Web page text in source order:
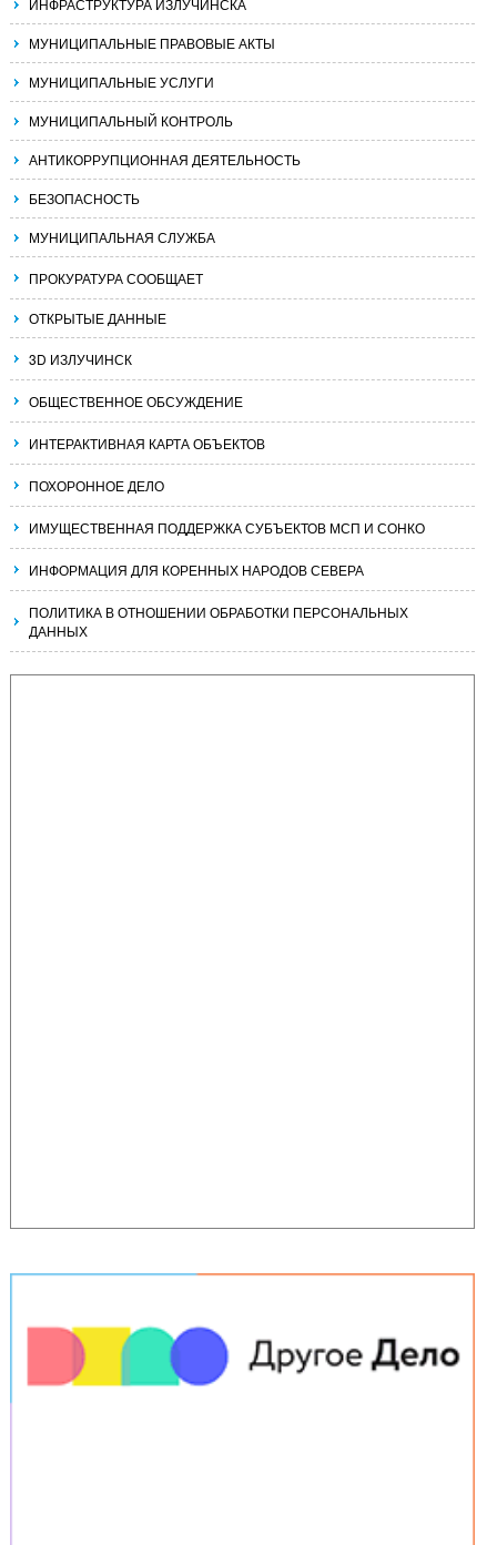
ИНФРАСТРУКТУРА ИЗЛУЧИНСКА
МУНИЦИПАЛЬНЫЕ ПРАВОВЫЕ АКТЫ
МУНИЦИПАЛЬНЫЕ УСЛУГИ
МУНИЦИПАЛЬНЫЙ КОНТРОЛЬ
АНТИКОРРУПЦИОННАЯ ДЕЯТЕЛЬНОСТЬ
БЕЗОПАСНОСТЬ
МУНИЦИПАЛЬНАЯ СЛУЖБА
ПРОКУРАТУРА СООБЩАЕТ
ОТКРЫТЫЕ ДАННЫЕ
3D ИЗЛУЧИНСК
ОБЩЕСТВЕННОЕ ОБСУЖДЕНИЕ
ИНТЕРАКТИВНАЯ КАРТА ОБЪЕКТОВ
ПОХОРОННОЕ ДЕЛО
ИМУЩЕСТВЕННАЯ ПОДДЕРЖКА СУБЪЕКТОВ МСП И СОНКО
ИНФОРМАЦИЯ ДЛЯ КОРЕННЫХ НАРОДОВ СЕВЕРА
ПОЛИТИКА В ОТНОШЕНИИ ОБРАБОТКИ ПЕРСОНАЛЬНЫХ
ДАННЫХ